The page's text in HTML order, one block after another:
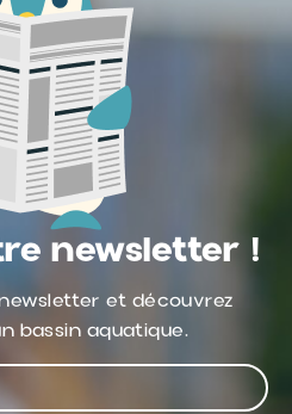
newsletter !
et découvrez
bassin aquatique.